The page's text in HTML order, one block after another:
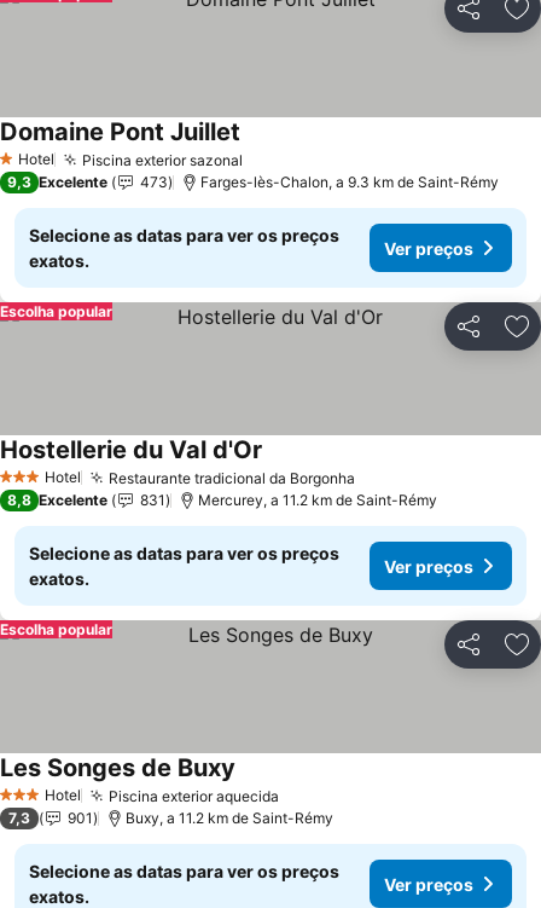
Partilhar
1 Estrelas
Hotel Piscina exterior sazonal
Domaine Pont Juillet
9,3 Excelente 473 Farges-lès-Chalon, a 9.3 km de Saint-Rémy
Selecione as datas para ver os preços
exatos.
Ver preços
Partilhar
Escolha popular
3 EstrelasHotel Restaurante tradicional da Borgonha
Hostellerie du Val d'Or
8,8 Excelente 831 Mercurey, a 11.2 km de Saint-Rémy
Selecione as datas para ver os preços
exatos.
Ver preços
Partilhar
Escolha popular
3 EstrelasHotel Piscina exterior aquecida
Les Songes de Buxy
7,3 901 Buxy, a 11.2 km de Saint-Rémy
Selecione as datas para ver os preços
exatos.
Ver preços